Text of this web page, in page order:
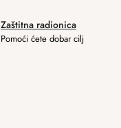
Zaštitna radionica
Pomoći ćete dobar cilj